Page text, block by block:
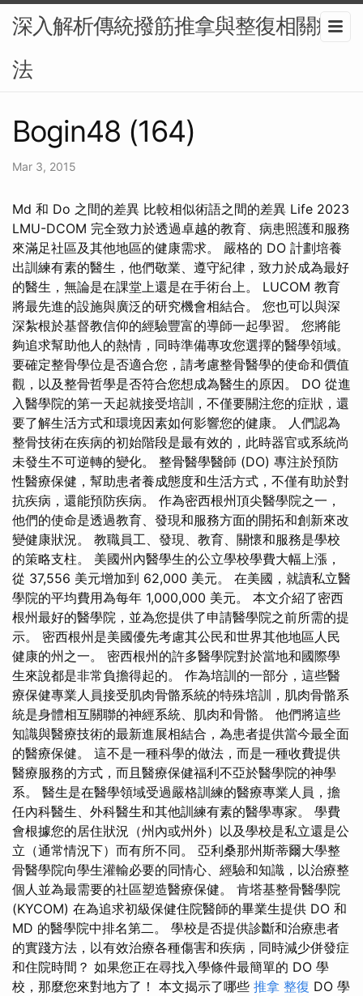
深入解析傳統撥筋推拿與整復相關療
法
Bogin48 (164)
Mar 3, 2015
Md 和 Do 之間的差異 比較相似術語之間的差異 Life 2023
LMU-DCOM 完全致力於透過卓越的教育、病患照護和服務
來滿足社區及其他地區的健康需求。 嚴格的 DO 計劃培養
出訓練有素的醫生，他們敬業、遵守紀律，致力於成為最好
的醫生，無論是在課堂上還是在手術台上。 LUCOM 教育
將最先進的設施與廣泛的研究機會相結合。 您也可以與深
深紮根於基督教信仰的經驗豐富的導師一起學習。 您將能
夠追求幫助他人的熱情，同時準備專攻您選擇的醫學領域。
要確定整骨學位是否適合您，請考慮整骨醫學的使命和價值
觀，以及整骨哲學是否符合您想成為醫生的原因。 DO 從進
入醫學院的第一天起就接受培訓，不僅要關注您的症狀，還
要了解生活方式和環境因素如何影響您的健康。 人們認為
整骨技術在疾病的初始階段是最有效的，此時器官或系統尚
未發生不可逆轉的變化。 整骨醫學醫師 (DO) 專注於預防
性醫療保健，幫助患者養成態度和生活方式，不僅有助於對
抗疾病，還能預防疾病。 作為密西根州頂尖醫學院之一，
他們的使命是透過教育、發現和服務方面的開拓和創新來改
變健康狀況。 教職員工、發現、教育、關懷和服務是學校
的策略支柱。 美國州內醫學生的公立學校學費大幅上漲，
從 37,556 美元增加到 62,000 美元。 在美國，就讀私立醫
學院的平均費用為每年 1,000,000 美元。 本文介紹了密西
根州最好的醫學院，並為您提供了申請醫學院之前所需的提
示。 密西根州是美國優先考慮其公民和世界其他地區人民
健康的州之一。 密西根州的許多醫學院對於當地和國際學
生來說都是非常負擔得起的。 作為培訓的一部分，這些醫
療保健專業人員接受肌肉骨骼系統的特殊培訓，肌肉骨骼系
統是身體相互關聯的神經系統、肌肉和骨骼。 他們將這些
知識與醫療技術的最新進展相結合，為患者提供當今最全面
的醫療保健。 這不是一種科學的做法，而是一種收費提供
醫療服務的方式，而且醫療保健福利不亞於醫學院的神學
系。 醫生是在醫學領域受過嚴格訓練的醫療專業人員，擔
任內科醫生、外科醫生和其他訓練有素的醫學專家。 學費
會根據您的居住狀況（州內或州外）以及學校是私立還是公
立（通常情況下）而有所不同。 亞利桑那州斯蒂爾大學整
骨醫學院向學生灌輸必要的同情心、經驗和知識，以治療整
個人並為最需要的社區塑造醫療保健。 肯塔基整骨醫學院
(KYCOM) 在為追求初級保健住院醫師的畢業生提供 DO 和
MD 的醫學院中排名第二。 學校是否提供診斷和治療患者
的實踐方法，以有效治療各種傷害和疾病，同時減少併發症
和住院時間？ 如果您正在尋找入學條件最簡單的 DO 學
校，那麼您來對地方了！ 本文揭示了哪些 推拿 整復 DO 學